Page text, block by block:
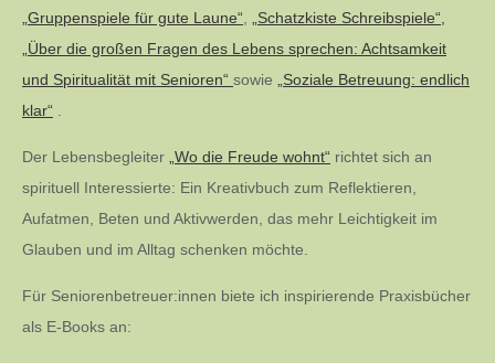
„Gruppenspiele für gute Laune“
„Schatzkiste Schreibspiele“,
„Über die großen Fragen des Lebens sprechen: Achtsamkeit
und Spiritualität mit Senioren“ sowie
„Soziale Betreuung: endlich
klar“
Der Lebensbegleiter „Wo die Freude wohnt“ richtet sich an
spirituell Interessierte: Ein Kreativbuch zum Reflektieren,
Aufatmen, Beten und Aktivwerden, das mehr Leichtigkeit im
Glauben und im Alltag schenken möchte.
Für Seniorenbetreuer:innen biete ich inspirierende Praxisbücher
als E-Books an: